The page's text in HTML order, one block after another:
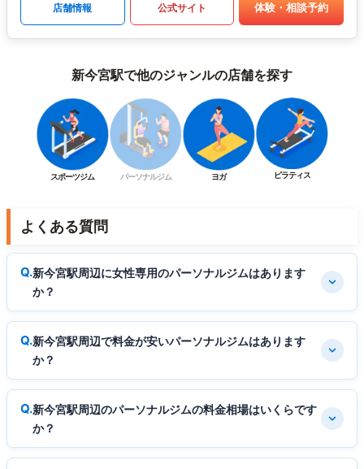
店舗情報 公式サイト 体験・相談予約
新今宮駅で他のジャンルの店舗を探す
スポーツジム パーソナルジム ヨガ ピラティス
よくある質問
新今宮駅周辺に女性専用のパーソナルジムはあります
か？
新今宮駅周辺で料金が安いパーソナルジムはあります
か？
新今宮駅周辺のパーソナルジムの料金相場はいくらです
か？